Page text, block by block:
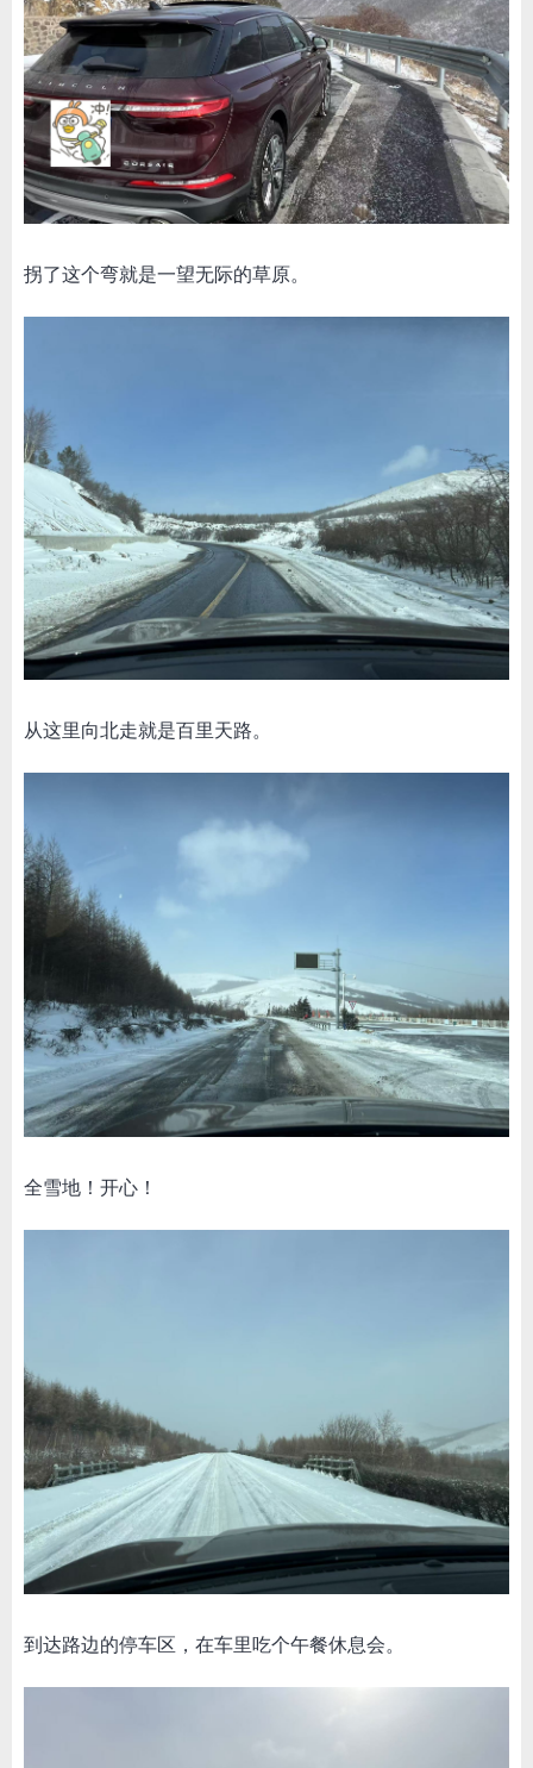
拐了这个弯就是一望无际的草原。
从这里向北走就是百里天路。
全雪地！开心！
到达路边的停车区，在车里吃个午餐休息会。